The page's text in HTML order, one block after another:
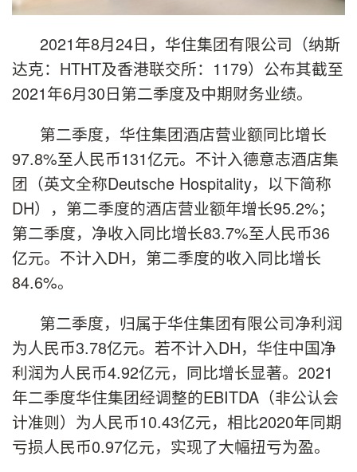
2021年8月24日，华住集团有限公司（纳斯
达克：HTHT及香港联交所：1179）公布其截至
2021年6月30日第二季度及中期财务业绩。
第二季度，华住集团酒店营业额同比增长
97.8%至人民币131亿元。不计入德意志酒店集
团（英文全称Deutsche Hospitality，以下简称
DH），第二季度的酒店营业额年增长95.2%；
第二季度，净收入同比增长83.7%至人民币36
亿元。不计入DH，第二季度的收入同比增长
84.6%。
第二季度，归属于华住集团有限公司净利润
为人民币3.78亿元。若不计入DH，华住中国净
利润为人民币4.92亿元，同比增长显著。2021
年二季度华住集团经调整的EBITDA（非公认会
计准则）为人民币10.43亿元，相比2020年同期
亏损人民币0.97亿元，实现了大幅扭亏为盈。